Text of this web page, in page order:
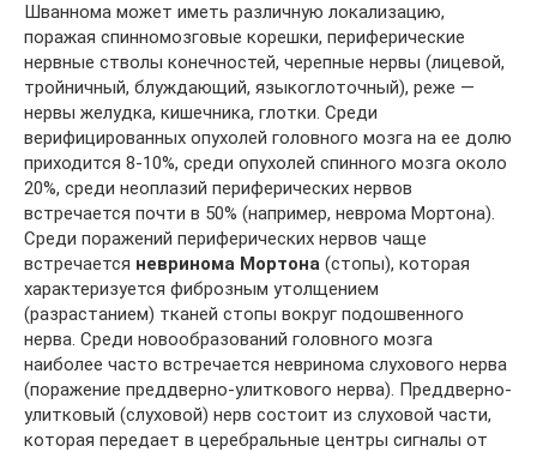
Шваннома может иметь различную локализацию,
поражая спинномозговые корешки, периферические
нервные стволы конечностей, черепные нервы (лицевой,
тройничный, блуждающий, языкоглоточный), реже —
нервы желудка, кишечника, глотки. Среди
верифицированных опухолей головного мозга на ее долю
приходится 8-10%, среди опухолей спинного мозга около
20%, среди неоплазий периферических нервов
встречается почти в 50% (например, неврома Мортона).
Среди поражений периферических нервов чаще
встречается невринома Мортона (стопы), которая
характеризуется фиброзным утолщением
(разрастанием) тканей стопы вокруг подошвенного
нерва. Среди новообразований головного мозга
наиболее часто встречается невринома слухового нерва
(поражение преддверно-улиткового нерва). Преддверно-
улитковый (слуховой) нерв состоит из слуховой части,
которая передает в церебральные центры сигналы от